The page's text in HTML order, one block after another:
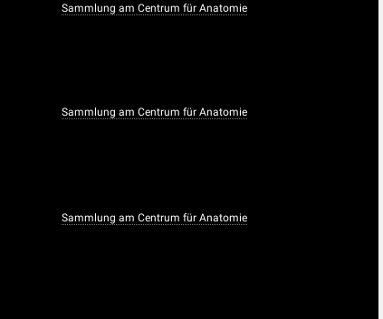
Sammlung am Centrum für Anatomie
Sammlung am Centrum für Anatomie
Sammlung am Centrum für Anatomie